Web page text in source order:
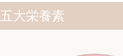
五大栄養素